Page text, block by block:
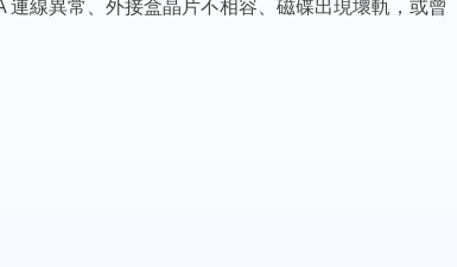
線異常、外接盒晶片不相容、磁碟出現壞軌，或曾